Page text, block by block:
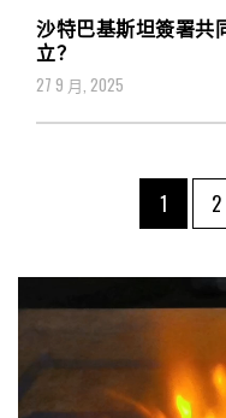
沙特巴基斯坦簽署共
立？
27 9 月, 2025
导
航
Page
1 2